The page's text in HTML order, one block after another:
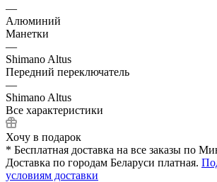
—
Алюминий
Манетки
—
Shimano Altus
Передний переключатель
—
Shimano Altus
Все характеристики
Хочу в подарок
* Бесплатная доставка на все заказы по
Доставка по городам Беларуси платная.
условиям доставки